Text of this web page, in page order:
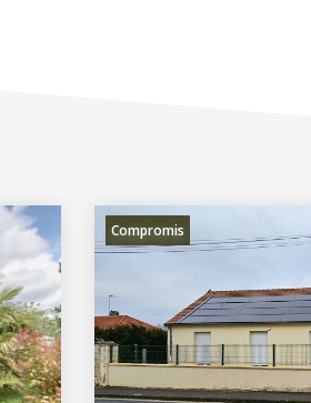
Compromis